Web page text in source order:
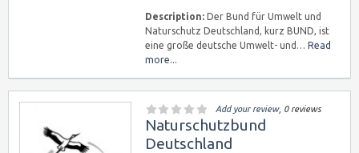
Description: Der Bund für Umwelt und
Naturschutz Deutschland, kurz BUND, ist
eine große deutsche Umwelt- und… Read
more...
Add your review, 0 reviews
Naturschutzbund
Deutschland